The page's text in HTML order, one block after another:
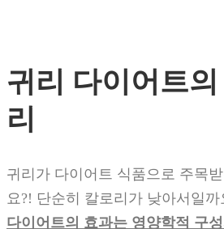
귀리 다이어트
리
귀리가 다이어트 식품으로 주목
요?! 단순히 칼로리가 낮아서일까
다이어트의 효과는 영양학적 구